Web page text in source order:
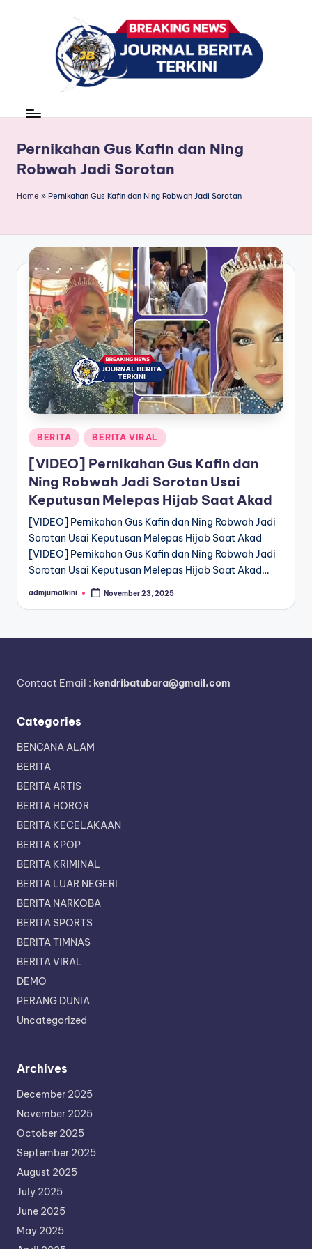
r
n
a
B
e
ri
t
a
T
e
r
k
n
news
Pernikahan Gus Kafin dan Ning
Robwah Jadi Sorotan
Home » Pernikahan Gus Kafin dan Ning Robwah Jadi Sorotan
Posted
in
BERITA BERITA VIRAL
[VIDEO] Pernikahan Gus Kafin dan
Ning Robwah Jadi Sorotan Usai
Keputusan Melepas Hijab Saat Akad
[VIDEO] Pernikahan Gus Kafin dan Ning Robwah Jadi
Sorotan Usai Keputusan Melepas Hijab Saat Akad
[VIDEO] Pernikahan Gus Kafin dan Ning Robwah Jadi
Sorotan Usai Keputusan Melepas Hijab Saat Akad…
Posted
admjurnalkini November 23, 2025
Contact Email : kendribatubara@gmail.com
Categories
BENCANA ALAM
BERITA
BERITA ARTIS
BERITA HOROR
BERITA KECELAKAAN
BERITA KPOP
BERITA KRIMINAL
BERITA LUAR NEGERI
BERITA NARKOBA
BERITA SPORTS
BERITA TIMNAS
BERITA VIRAL
DEMO
PERANG DUNIA
Uncategorized
Archives
December 2025
November 2025
October 2025
September 2025
August 2025
July 2025
June 2025
May 2025